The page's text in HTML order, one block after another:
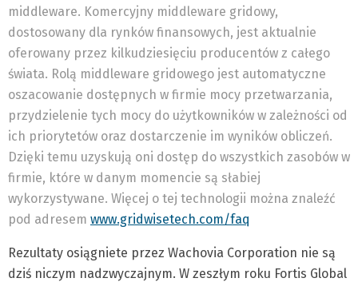
middleware. Komercyjny middleware gridowy,
dostosowany dla rynków finansowych, jest aktualnie
oferowany przez kilkudziesięciu producentów z całego
świata. Rolą middleware gridowego jest automatyczne
oszacowanie dostępnych w firmie mocy przetwarzania,
przydzielenie tych mocy do użytkowników w zależności od
ich priorytetów oraz dostarczenie im wyników obliczeń.
Dzięki temu uzyskują oni dostęp do wszystkich zasobów w
firmie, które w danym momencie są słabiej
wykorzystywane. Więcej o tej technologii można znaleźć
pod adresem www.gridwisetech.com/faq
Rezultaty osiągniete przez Wachovia Corporation nie są
dziś niczym nadzwyczajnym. W zeszłym roku Fortis Global